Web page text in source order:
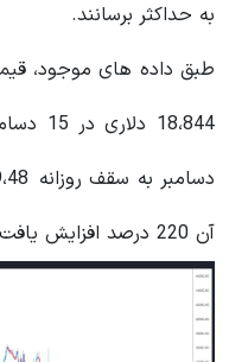
به حداکثر برسانند.
طبق داده های موجود،
آن 220 درصد افزایش یافت و به 844 میلیون دلار رسید.